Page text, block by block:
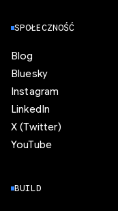
SPOŁECZNOŚĆ
Blog
Bluesky
Instagram
LinkedIn
X (Twitter)
YouTube
BUILD